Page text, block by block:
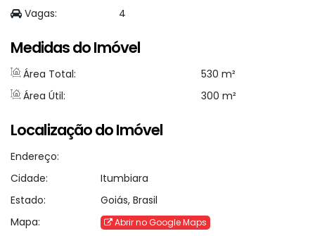
Vagas: 4
Medidas do Imóvel
Área Total:
530 m²
Área Útil:
300 m²
Localização do Imóvel
Endereço:
Cidade:
Itumbiara
Estado:
Goiás, Brasil
Mapa:
Abrir no Google Maps